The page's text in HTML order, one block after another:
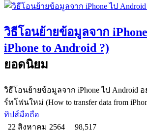
วิธีโอนย้ายข้อมูลจาก
iPhone to Android ?)
ยอดนิยม
วิธีโอนย้ายข้อมูลจาก iPhone ไป Android
ร์ทโฟนใหม่ (How to transfer data from
ทิปส์มือถือ
22 สิงหาคม 2564
98,517